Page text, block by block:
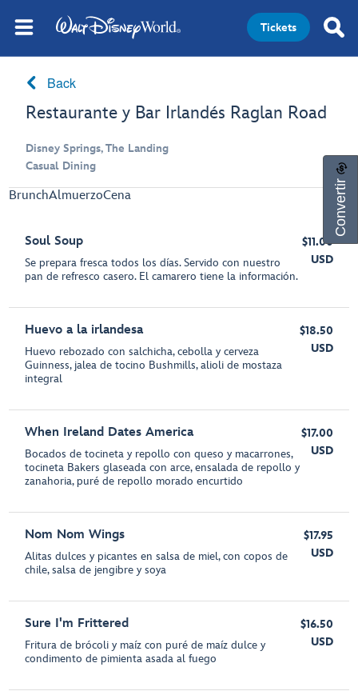
Tickets
Back
Restaurante y Bar Irlandés Raglan Road
Disney Springs, The Landing
Casual Dining
BrunchAlmuerzoCena
Soul Soup
Se prepara fresca todos los días. Servido con nuestro
pan de refresco casero. El camarero tiene la información.
$11.00
USD
Huevo a la irlandesa
Huevo rebozado con salchicha, cebolla y cerveza
Guinness, jalea de tocino Bushmills, alioli de mostaza
integral
$18.50
USD
When Ireland Dates America
Bocados de tocineta y repollo con queso y macarrones,
tocineta Bakers glaseada con arce, ensalada de repollo y
zanahoria, puré de repollo morado encurtido
$17.00
USD
Nom Nom Wings
Alitas dulces y picantes en salsa de miel, con copos de
chile, salsa de jengibre y soya
$17.95
USD
Sure I'm Frittered
Fritura de brócoli y maíz con puré de maíz dulce y
condimento de pimienta asada al fuego
$16.50
USD
Convertir